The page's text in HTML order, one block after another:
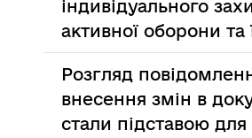
індивідуального
активної оборони
Розгляд
внесення змін в
стали підставою для